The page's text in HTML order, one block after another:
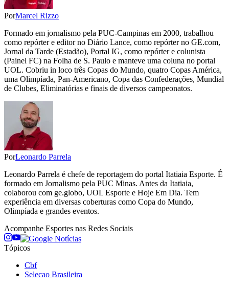
PorMarcel Rizzo
Formado em jornalismo pela PUC-Campinas em 2000, trabalhou
como repórter e editor no Diário Lance, como repórter no GE.com,
Jornal da Tarde (Estadão), Portal IG, como repórter e colunista
(Painel FC) na Folha de S. Paulo e manteve uma coluna no portal
UOL. Cobriu in loco três Copas do Mundo, quatro Copas América,
uma Olimpíada, Pan-Americano, Copa das Confederações, Mundial
de Clubes, Eliminatórias e finais de diversos campeonatos.
PorLeonardo Parrela
Leonardo Parrela é chefe de reportagem do portal Itatiaia Esporte. É
formado em Jornalismo pela PUC Minas. Antes da Itatiaia,
colaborou com ge.globo, UOL Esporte e Hoje Em Dia. Tem
experiência em diversas coberturas como Copa do Mundo,
Olimpíada e grandes eventos.
Acompanhe Esportes nas Redes Sociais
Tópicos
Cbf
Selecao Brasileira